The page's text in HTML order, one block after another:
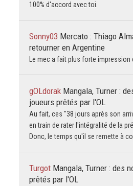
100% d'accord avec toi.
Sonny03 Mercato : Thiago
retourner en Argentine
Le mec a fait plus forte impression
gOLdorak Mangala, Turner :
joueurs prêtés par l'OL
Au fait, ces "38 jours après son
en train de rater l'intégralité de la
Donc, le temps qu'il se remette à
Turgot Mangala, Turner : des
prêtés par l'OL